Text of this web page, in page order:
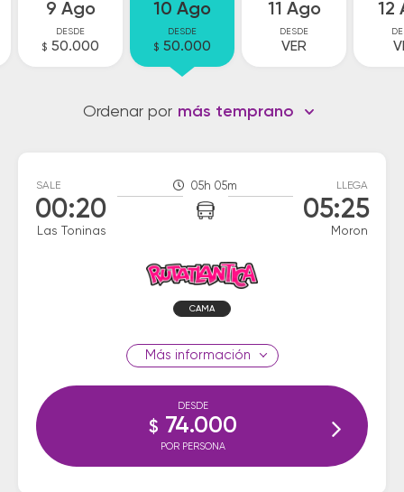
9 Ago
DESDE
$ 50.000
10 Ago
DESDE
$ 50.000
11 Ago
DESDE
VER
12
Ordenar por más temprano
SALE
00:20
Las Toninas
05h 05m LLEGA
05:25
Moron
CAMA
información
DESDE
$ 74.000
POR PERSONA